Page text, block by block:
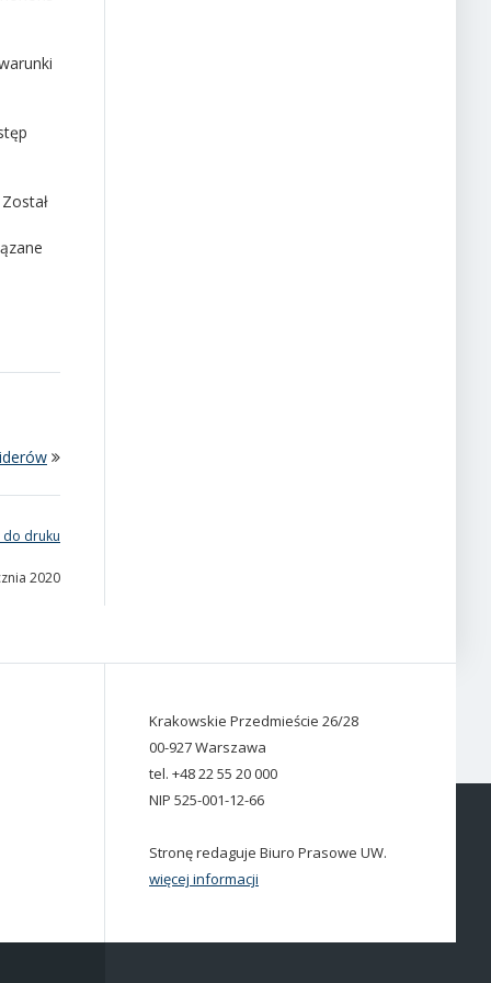
do druku
2020
Krakowskie Przedmieście 26/28
00-927 Warszawa
tel. +48 22 55 20 000
NIP 525-001-12-66
Stronę redaguje Biuro Prasowe UW.
więcej informacji